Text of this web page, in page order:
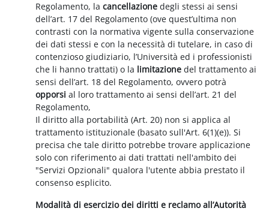
Regolamento, lacancellazione degli stessi ai sensi
dell’art. 17 del Regolamento (ove quest’ultima non
contrasti con la normativa vigente sulla conservazione
dei dati stessi e con la necessità di tutelare, in caso di
contenzioso giudiziario, l’Università ed i professionisti
che li hanno trattati) o la limitazione del trattamento ai
sensi dell’art. 18 del Regolamento, ovvero potrà
opporsi al loro trattamento ai sensi dell’art. 21 del
Regolamento,
Il diritto alla portabilità (Art. 20) non si applica al
trattamento istituzionale (basato sull'Art. 6(1)(e)). Si
precisa che tale diritto potrebbe trovare applicazione
solo con riferimento ai dati trattati nell'ambito dei
"Servizi Opzionali" qualora l'utente abbia prestato il
consenso esplicito.
Modalità di esercizio dei diritti e reclamo all’Autorità